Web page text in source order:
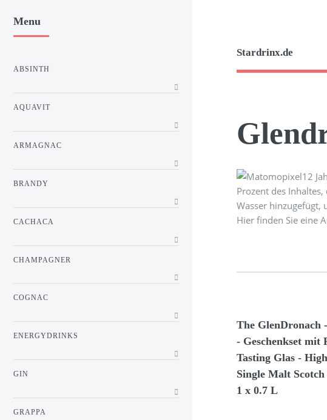
Stardrinx.de
12
Prozent des
Wasser hinzugefügt,
Hier finden Sie eine
The GlenDronach
- Geschenkset mit
Tasting Glas -
Single Malt
1 x 0.7 L
Menu
ABSINTH
AQUAVIT
ARMAGNAC
BRANDY
CACHACA
CHAMPAGNER
COGNAC
ENERGYDRINKS
GIN
GRAPPA